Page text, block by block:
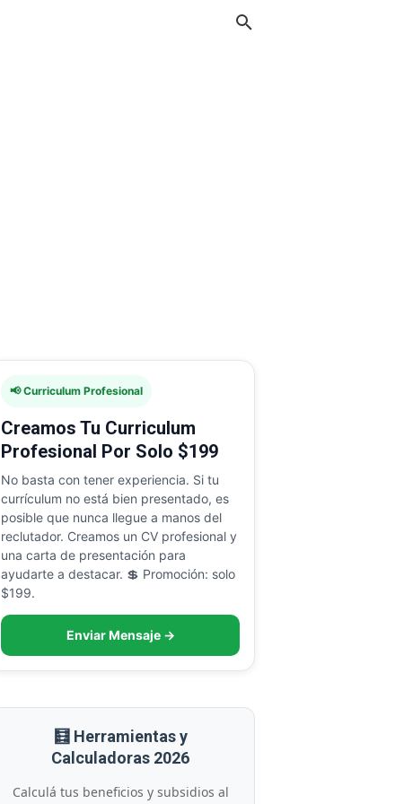
📢 Curriculum Profesional
Creamos Tu Curriculum
Profesional Por Solo $199
No basta con tener experiencia. Si tu
currículum no está bien presentado, es
posible que nunca llegue a manos del
reclutador. Creamos un CV profesional y
una carta de presentación para
ayudarte a destacar. 💲 Promoción: solo
$199.
Enviar Mensaje →
🧮 Herramientas y
Calculadoras 2026
Calculá tus beneficios y subsidios al